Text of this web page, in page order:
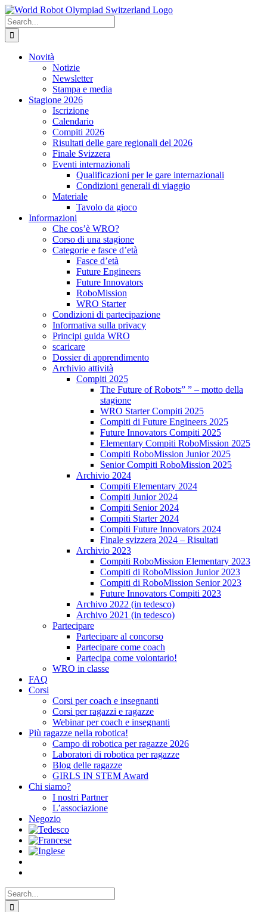
Skip
to
content
Search
for:
Novità
Notizie
Newsletter
Stampa e media
Stagione 2026
Iscrizione
Calendario
Compiti 2026
Risultati delle gare regionali del 2026
Finale Svizzera
Eventi internazionali
Qualificazioni per le gare internazionali
Condizioni generali di viaggio
Materiale
Tavolo da gioco
Informazioni
Che cos’è WRO?
Corso di una stagione
Categorie e fasce d’età
Fasce d’età
Future Engineers
Future Innovators
RoboMission
WRO Starter
Condizioni di partecipazione
Informativa sulla privacy
Principi guida WRO
scaricare
Dossier di apprendimento
Archivio attività
Compiti 2025
The Future of Robots” ” – motto della
stagione
WRO Starter Compiti 2025
Compiti di Future Engineers 2025
Future Innovators Compiti 2025
Elementary Compiti RoboMission 2025
Compiti RoboMission Junior 2025
Senior Compiti RoboMission 2025
Archivio 2024
Compiti Elementary 2024
Compiti Junior 2024
Compiti Senior 2024
Compiti Starter 2024
Compiti Future Innovators 2024
Finale svizzera 2024 – Risultati
Archivio 2023
Compiti RoboMission Elementary 2023
Compiti di RoboMission Junior 2023
Compiti di RoboMission Senior 2023
Future Innovators Compiti 2023
Archivo 2022 (in tedesco)
Archivo 2021 (in tedesco)
Partecipare
Partecipare al concorso
Partecipare come coach
Partecipa come volontario!
WRO in classe
FAQ
Corsi
Corsi per coach e insegnanti
Corsi per ragazzi e ragazze
Webinar per coach e insegnanti
Più ragazze nella robotica!
Campo di robotica per ragazze 2026
Laboratori di robotica per ragazze
Blog delle ragazze
GIRLS IN STEM Award
Chi siamo?
I nostri Partner
L’associazione
Negozio
Search
for: